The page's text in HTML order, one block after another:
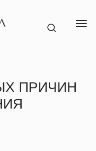
Услуги
ПРИЧИН